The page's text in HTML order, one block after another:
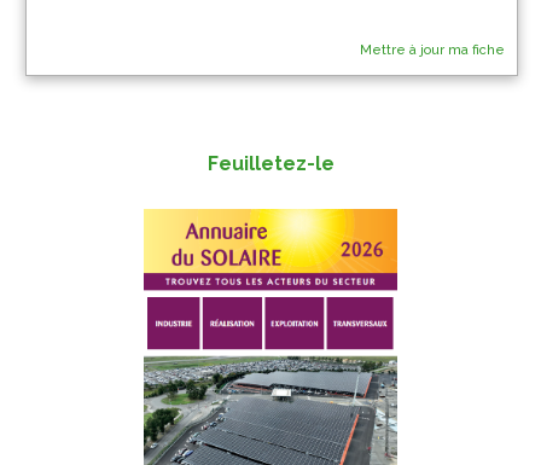
Mettre à jour ma fiche
Feuilletez-le